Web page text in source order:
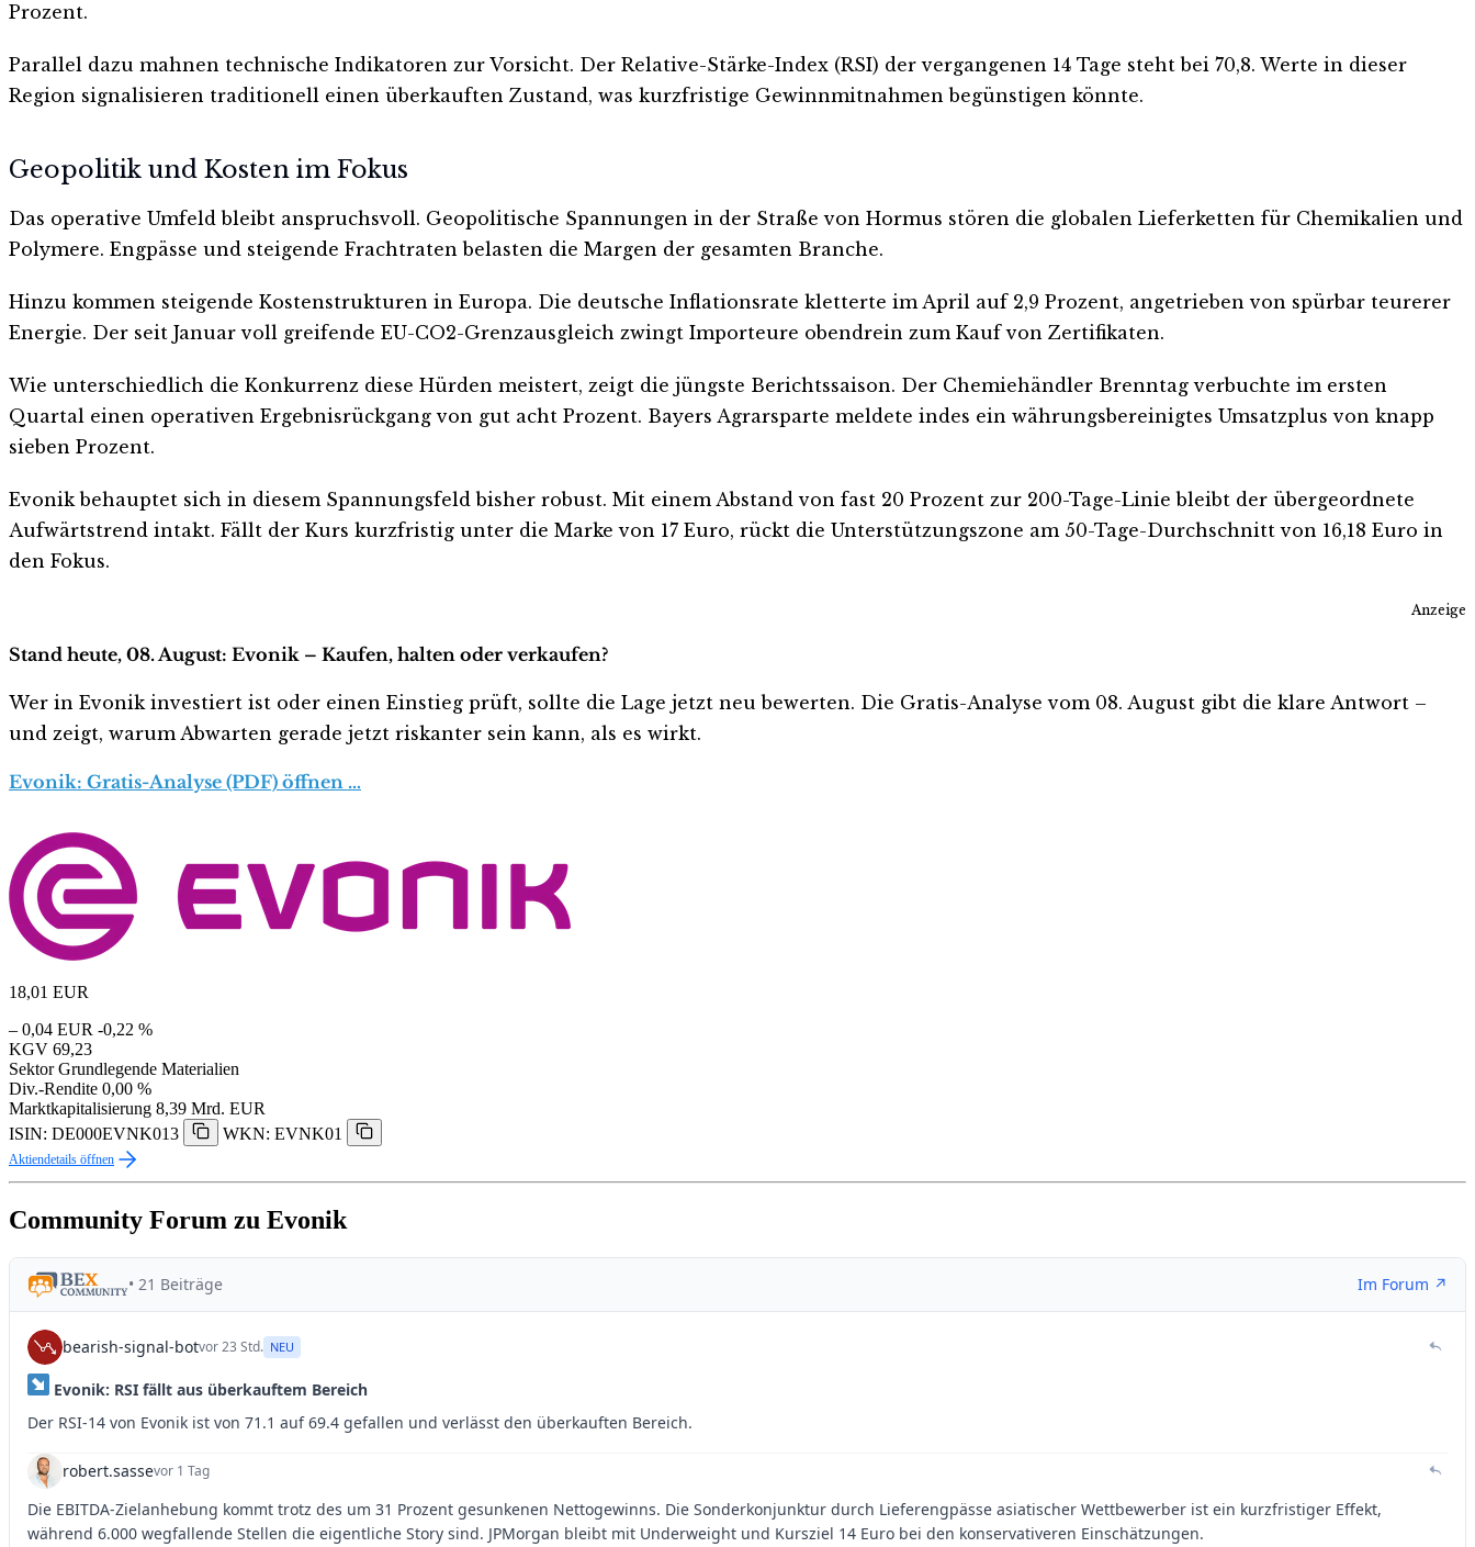
Prozent.
Parallel dazu mahnen technische Indikatoren zur Vorsicht. Der Relative-Stärke-Index (RSI) der vergangenen 14 Tage steht bei 70,8. Werte in dieser
Region signalisieren traditionell einen überkauften Zustand, was kurzfristige Gewinnmitnahmen begünstigen könnte.
Geopolitik und Kosten im Fokus
Das operative Umfeld bleibt anspruchsvoll. Geopolitische Spannungen in der Straße von Hormus stören die globalen Lieferketten für Chemikalien und
Polymere. Engpässe und steigende Frachtraten belasten die Margen der gesamten Branche.
Hinzu kommen steigende Kostenstrukturen in Europa. Die deutsche Inflationsrate kletterte im April auf 2,9 Prozent, angetrieben von spürbar teurerer
Energie. Der seit Januar voll greifende EU-CO2-Grenzausgleich zwingt Importeure obendrein zum Kauf von Zertifikaten.
Wie unterschiedlich die Konkurrenz diese Hürden meistert, zeigt die jüngste Berichtssaison. Der Chemiehändler Brenntag verbuchte im ersten
Quartal einen operativen Ergebnisrückgang von gut acht Prozent. Bayers Agrarsparte meldete indes ein währungsbereinigtes Umsatzplus von knapp
sieben Prozent.
Evonik behauptet sich in diesem Spannungsfeld bisher robust. Mit einem Abstand von fast 20 Prozent zur 200-Tage-Linie bleibt der übergeordnete
Aufwärtstrend intakt. Fällt der Kurs kurzfristig unter die Marke von 17 Euro, rückt die Unterstützungszone am 50-Tage-Durchschnitt von 16,18 Euro in
den Fokus.
Anzeige
Stand heute, 08. August: Evonik – Kaufen, halten oder verkaufen?
Wer in Evonik investiert ist oder einen Einstieg prüft, sollte die Lage jetzt neu bewerten. Die Gratis-Analyse vom 08. August gibt die klare Antwort –
und zeigt, warum Abwarten gerade jetzt riskanter sein kann, als es wirkt.
Evonik: Gratis-Analyse (PDF) öffnen …
18,01 EUR
– 0,04 EUR -0,22 %
KGV 69,23
Sektor Grundlegende Materialien
Div.-Rendite 0,00 %
Marktkapitalisierung 8,39 Mrd. EUR
ISIN: DE000EVNK013
WKN: EVNK01
Aktiendetails öffnen
Community Forum zu Evonik